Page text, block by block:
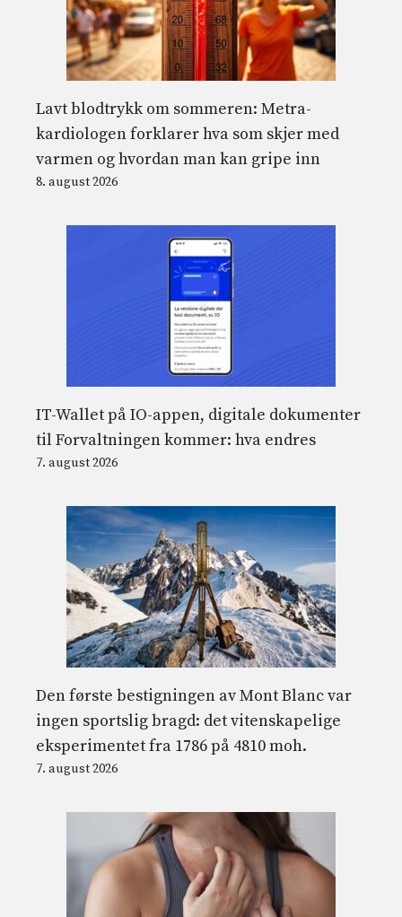
Lavt blodtrykk om sommeren: Metra-
kardiologen forklarer hva som skjer med
varmen og hvordan man kan gripe inn
8. august 2026
IT-Wallet på IO-appen, digitale dokumenter
til Forvaltningen kommer: hva endres
7. august 2026
Den første bestigningen av Mont Blanc var
ingen sportslig bragd: det vitenskapelige
eksperimentet fra 1786 på 4810 moh.
7. august 2026